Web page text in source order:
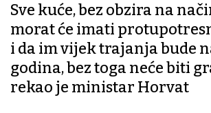
Sve kuće, bez obzira na
morat će imati
i da im vijek trajanja bude
godina, bez toga neće biti
rekao je ministar Horvat